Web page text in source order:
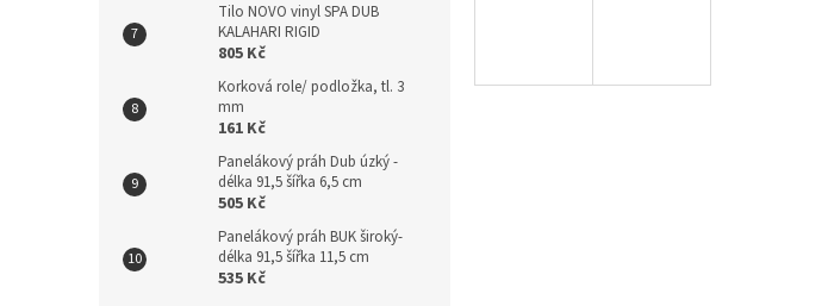
Tilo NOVO vinyl SPA DUB
KALAHARI RIGID
805 Kč
Korková role/ podložka, tl. 3
mm
161 Kč
Panelákový práh Dub úzký -
délka 91,5 šířka 6,5 cm
505 Kč
Panelákový práh BUK široký-
délka 91,5 šířka 11,5 cm
535 Kč